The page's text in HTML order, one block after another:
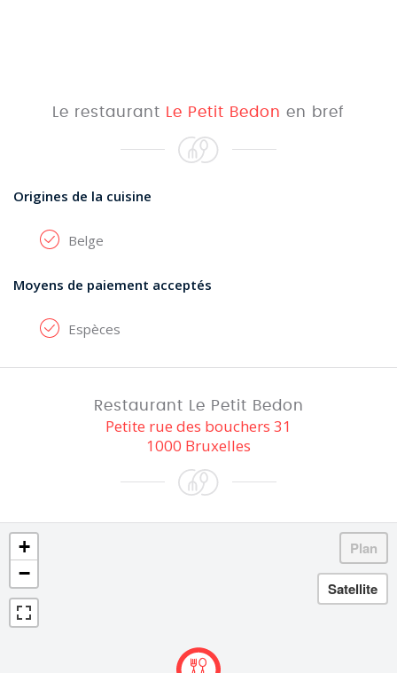
Le restaurant Le Petit Bedon en bref
Origines de la cuisine
Belge
Moyens de paiement acceptés
Espèces
Restaurant Le Petit Bedon
Petite rue des bouchers 31
1000 Bruxelles
+
−